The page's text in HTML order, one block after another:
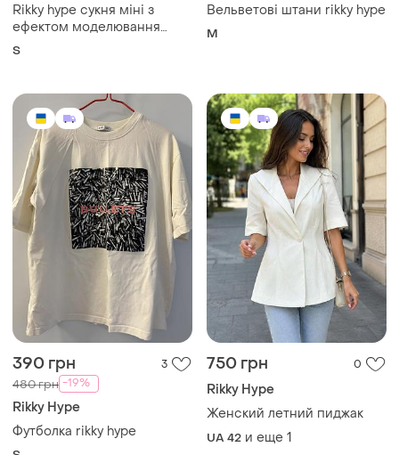
Rikky hype сукня міні з
ефектом моделювання
фігури
S
Вельветові штани rikky hype
M
390 грн 3
480 грн -19%
Rikky Hype
Футболка rikky hype
750 грн 0
Rikky Hype
Женский летний пиджак
UA 42 и еще 1